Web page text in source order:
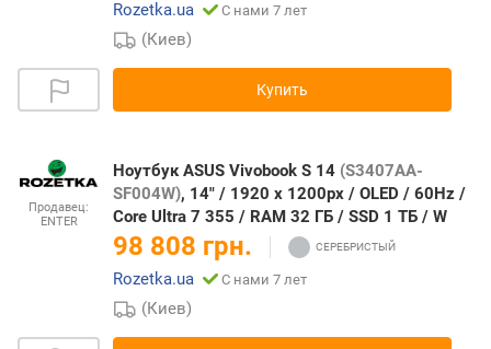
Rozetka.ua С нами 7 лет
(Киев)
Купить
Продавец:
ENTER
Ноутбук ASUS Vivobook S 14 (S3407AA-
SF004W), 14" / 1920 x 1200px / OLED / 60Hz /
Core Ultra 7 355 / RAM 32 ГБ / SSD 1 ТБ / W
98 808 грн.
Rozetka.ua С нами 7 лет
(Киев)